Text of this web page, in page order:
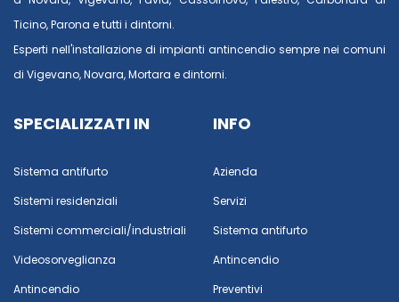
Ticino,Parona e tutti i dintorni.
Esperti nell'installazione di impianti antincendio sempre nei comuni
di Vigevano,Novara,Mortara e dintorni.
SPECIALIZZATI IN
Sistema antifurto
Sistemi residenziali
Sistemi commerciali/industriali
Videosorveglianza
Antincendio
INFO
Azienda
Servizi
Sistema antifurto
Antincendio
Preventivi